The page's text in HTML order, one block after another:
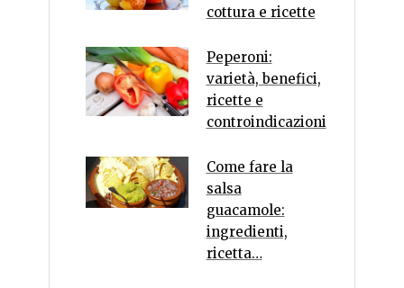
cottura e ricette
Peperoni:
varietà, benefici,
ricette e
controindicazioni
Come fare la
salsa
guacamole:
ingredienti,
ricetta…